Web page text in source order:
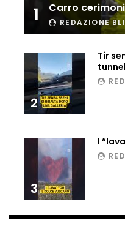
treno lo
Parco
Auto fuori
1 Carro
REDAZIONE
2
Tir
tunnel
3
I